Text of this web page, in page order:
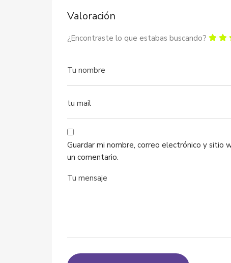
Valoración
¿Encontraste lo que estabas buscando?
Guardar mi nombre, correo electrónico y sitio
un comentario.